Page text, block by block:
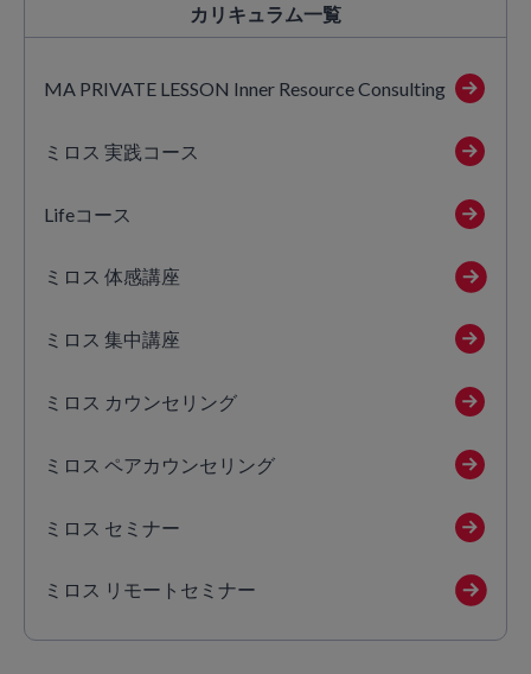
カリキュラム一覧
MA PRIVATE LESSON Inner Resource Consulting
ミロス 実践コース
Lifeコース
ミロス 体感講座
ミロス 集中講座
ミロス カウンセリング
ミロス ペアカウンセリング
ミロス セミナー
ミロス リモートセミナー